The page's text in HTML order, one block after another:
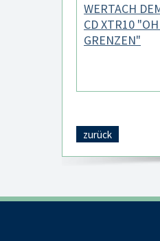
WERTACH
CD XTR10
GRENZEN"
zurück